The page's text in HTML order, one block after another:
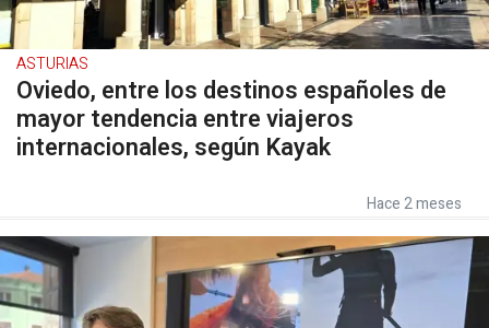
ASTURIAS
Oviedo, entre los destinos españoles de
mayor tendencia entre viajeros
internacionales, según Kayak
Hace 2 meses